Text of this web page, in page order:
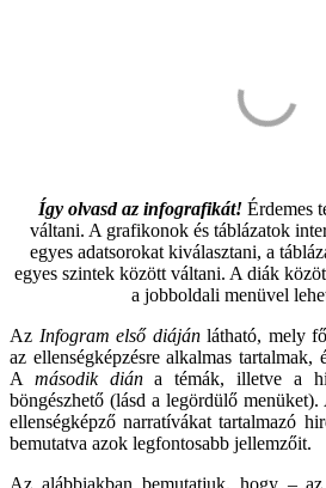
Így olvasd az infografikát! Érdemes
váltani. A grafikonok és táblázatok
egyes adatsorokat kiválasztani, a
egyes szintek között váltani. A diák
a jobboldali menüvel
Az Infogram első diájánlátható, mely
az ellenségképzésre alkalmas
A második diána témák, illetve a
böngészhető (lásd a legördülő menüket).
ellenségképző narratívákat tartalmazó
bemutatva azok legfontosabb jellemzőit.
Az alábbiakban bemutatjuk, hogy –